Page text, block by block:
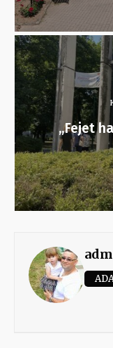
„Fejet